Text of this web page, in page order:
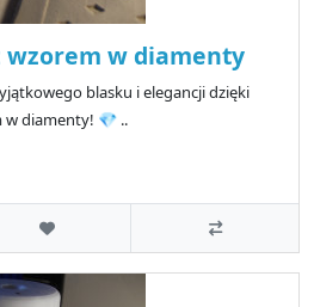
wzorem w diamenty
blasku i elegancji dzięki
w diamenty! 💎 ..